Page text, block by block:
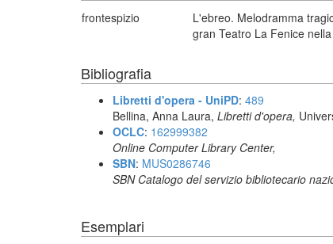
frontespizio
L'ebreo. Melodramma
gran Teatro La Fenice
Bibliografia
Libretti d'opera - UniPD: 489
Bellina, Anna Laura, Libretti d'opera,
OCLC: 162999382
Online Computer Library Center,
SBN: MUS0286746
SBN Catalogo del servizio bibliotecario
Esemplari